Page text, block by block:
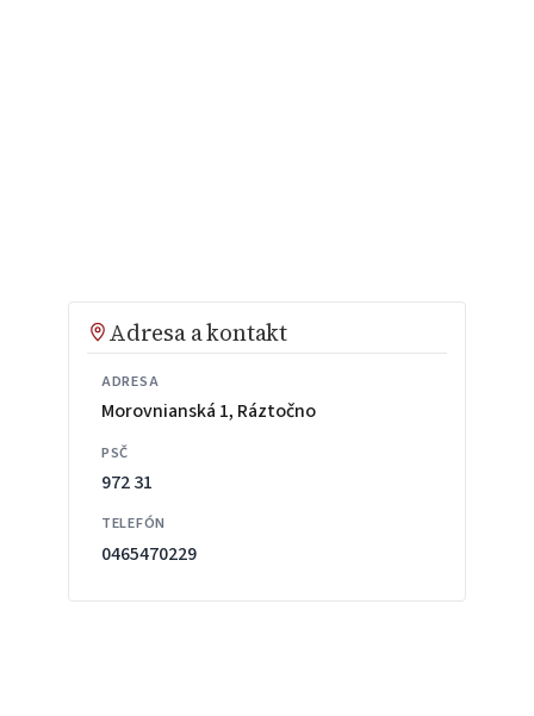
Adresa a kontakt
ADRESA
Morovnianská 1, Ráztočno
PSČ
972 31
TELEFÓN
0465470229